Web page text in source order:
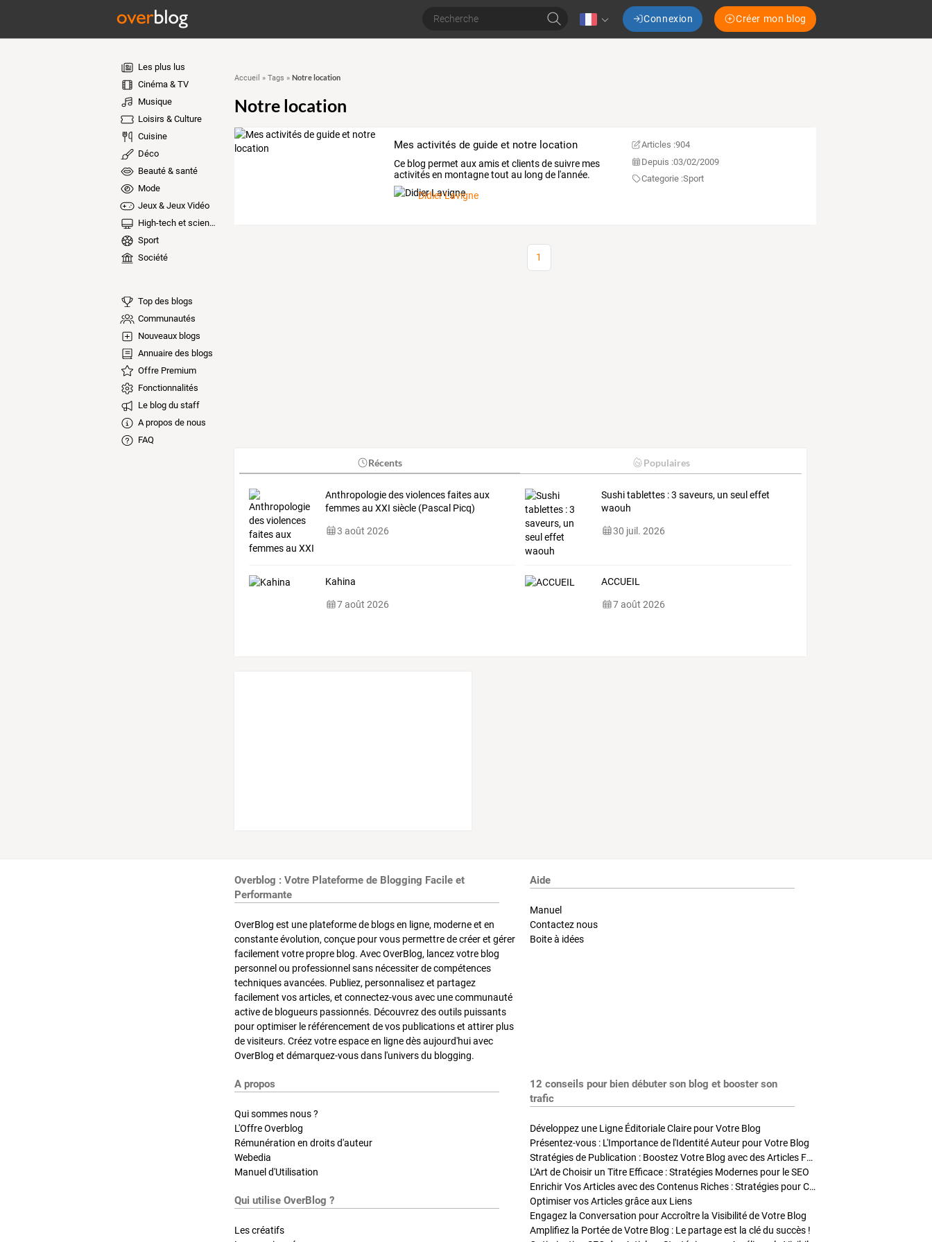
Connexion Créer mon blog
Les plus lus
Cinéma & TV
Musique
Loisirs & Culture
Cuisine
Déco
Beauté & santé
Mode
Jeux & Jeux Vidéo
High-tech et sciences
Sport
Société
Top des blogs
Communautés
Nouveaux blogs
Annuaire des blogs
Offre Premium
Fonctionnalités
Le blog du staff
A propos de nous
FAQ
Accueil » Tags » Notre location
Notre location
Mes activités de guide et notre location
Ce blog permet auxamiset clientsdesuivre mes
activitésen montagnetout au long de l'année.
Vous
Didier Lavigne
Articles :904
Depuis :03/02/2009
Categorie :Sport
1
Récents Populaires
Anthropologie des violences faites aux
femmes au XXI siècle (Pascal Picq)
3 août 2026
Sushi tablettes : 3 saveurs, un seul effet
waouh
30 juil. 2026
Kahina
7 août 2026
ACCUEIL
7 août 2026
Overblog : Votre Plateforme de Blogging Facile et
Performante
OverBlog est une plateforme de blogs en ligne, moderne et en
constante évolution, conçue pour vous permettre de créer et gérer
facilement votre propre blog. Avec OverBlog, lancez votre blog
personnel ou professionnel sans nécessiter de compétences
techniques avancées. Publiez, personnalisez et partagez
facilement vos articles, et connectez-vous avec une communauté
active de blogueurs passionnés. Découvrez des outils puissants
pour optimiser le référencement de vos publications et attirer plus
de visiteurs. Créez votre espace en ligne dès aujourd'hui avec
OverBlog et démarquez-vous dans l'univers du blogging.
Aide
Manuel
Contactez nous
Boite à idées
A propos
Qui sommes nous ?
L'Offre Overblog
Rémunération en droits d'auteur
Webedia
Manuel d'Utilisation
Qui utilise OverBlog ?
Les créatifs
12 conseils pour bien débuter son blog et booster son
trafic
Développez une Ligne Éditoriale Claire pour Votre Blog
Présentez-vous : L'Importance de l'Identité Auteur pour Votre Blog
Stratégies de Publication : Boostez Votre Blog avec des Articles Fréquents et Exclusifs
L'Art de Choisir un Titre Efficace : Stratégies Modernes pour le SEO
Enrichir Vos Articles avec des Contenus Riches : Stratégies pour Captiver et Optimiser
Optimiser vos Articles grâce aux Liens
Engagez la Conversation pour Accroître la Visibilité de Votre Blog
Amplifiez la Portée de Votre Blog : Le partage est la clé du succès !